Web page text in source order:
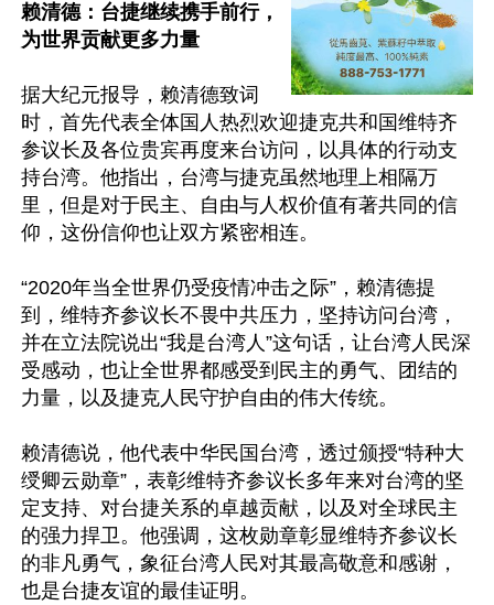
赖清德：台捷继续携手前行，
为世界贡献更多力量
据大纪元报导，赖清德致词
时，首先代表全体国人热烈欢迎捷克共和国维特齐
参议长及各位贵宾再度来台访问，以具体的行动支
持台湾。他指出，台湾与捷克虽然地理上相隔万
里，但是对于民主、自由与人权价值有著共同的信
仰，这份信仰也让双方紧密相连。
“2020年当全世界仍受疫情冲击之际”，赖清德提
到，维特齐参议长不畏中共压力，坚持访问台湾，
并在立法院说出“我是台湾人”这句话，让台湾人民深
受感动，也让全世界都感受到民主的勇气、团结的
力量，以及捷克人民守护自由的伟大传统。
赖清德说，他代表中华民国台湾，透过颁授“特种大
绶卿云勋章”，表彰维特齐参议长多年来对台湾的坚
定支持、对台捷关系的卓越贡献，以及对全球民主
的强力捍卫。他强调，这枚勋章彰显维特齐参议长
的非凡勇气，象征台湾人民对其最高敬意和感谢，
也是台捷友谊的最佳证明。